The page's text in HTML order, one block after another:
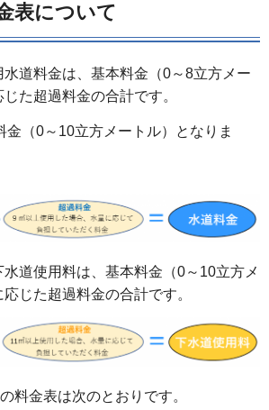
表について
水道料金は、基本料金（0～8立方メー
た超過料金の合計です。
金（0～10立方メートル）となりま
水道使用料は、基本料金（0～10立方メ
じた超過料金の合計です。
料金表は次のとおりです。